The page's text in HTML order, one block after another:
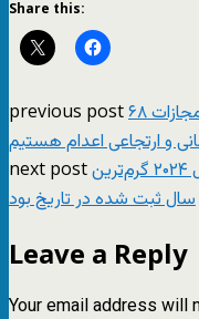
Share this:
previous post۶۸ زندانی سیاسی: خواهان لغو کلی مجازات
و ارتجاعی اعدام هستیم
next postنهاد اروپایی ناظر بر تغییرات اقلیمی: سال ۲۰۲۴ گرم‌ترین
سال ثبت شده در تاریخ بود
Leave a Reply
Your email address will